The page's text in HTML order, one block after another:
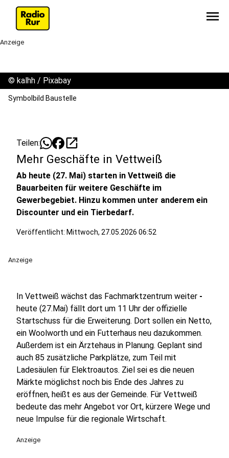
menu
Anzeige
© kalhh / Pixabay
Symbolbild Baustelle
Teilen: open_in_new
Mehr Geschäfte in Vettweiß
Ab heute (27. Mai) starten in Vettweiß die
Bauarbeiten für weitere Geschäfte im
Gewerbegebiet. Hinzu kommen unter anderem ein
Discounter und ein Tierbedarf.
Veröffentlicht: Mittwoch, 27.05.2026 06:52
Anzeige
In Vettweiß wächst das Fachmarktzentrum weiter -
heute (27.Mai) fällt dort um 11 Uhr der offizielle
Startschuss für die Erweiterung. Dort sollen ein Netto,
ein Woolworth und ein Futterhaus neu dazukommen.
Außerdem ist ein Ärztehaus in Planung. Geplant sind
auch 85 zusätzliche Parkplätze, zum Teil mit
Ladesäulen für Elektroautos. Ziel sei es die neuen
Märkte möglichst noch bis Ende des Jahres zu
eröffnen, heißt es aus der Gemeinde. Für Vettweiß
bedeute das mehr Angebot vor Ort, kürzere Wege und
neue Impulse für die regionale Wirtschaft.
Anzeige